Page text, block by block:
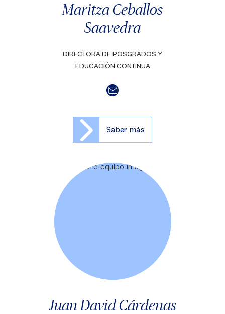
Maritza Ceballos
Saavedra
DIRECTORA DE POSGRADOS Y
EDUCACIÓN CONTINUA
Saber más
Juan David Cárdenas